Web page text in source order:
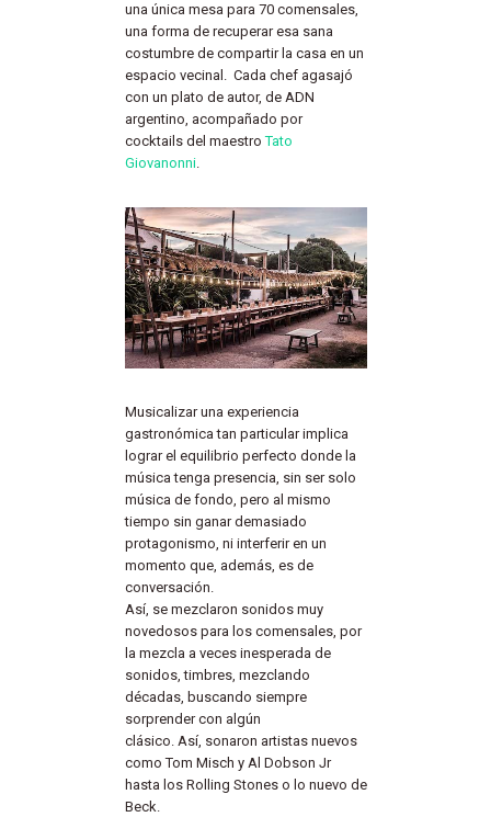
una única mesa para 70 comensales,
una forma de recuperar esa sana
costumbre de compartir la casa en un
espacio vecinal. Cada chef agasajó
con un plato de autor, de ADN
argentino, acompañado por
cocktails del maestroTato
Giovanonni.
Musicalizar una experiencia
gastronómica tan particular implica
lograr el equilibrio perfecto donde la
música tenga presencia, sin ser solo
música de fondo, pero al mismo
tiempo sin ganar demasiado
protagonismo, ni interferir en un
momento que, además, es de
conversación.
Así, se mezclaron sonidos muy
novedosos para los comensales, por
la mezcla a veces inesperada de
sonidos, timbres, mezclando
décadas, buscando siempre
sorprender con algún
clásico. Así, sonaron artistas nuevos
como Tom Misch y Al Dobson Jr
hasta los Rolling Stones o lo nuevo de
Beck.